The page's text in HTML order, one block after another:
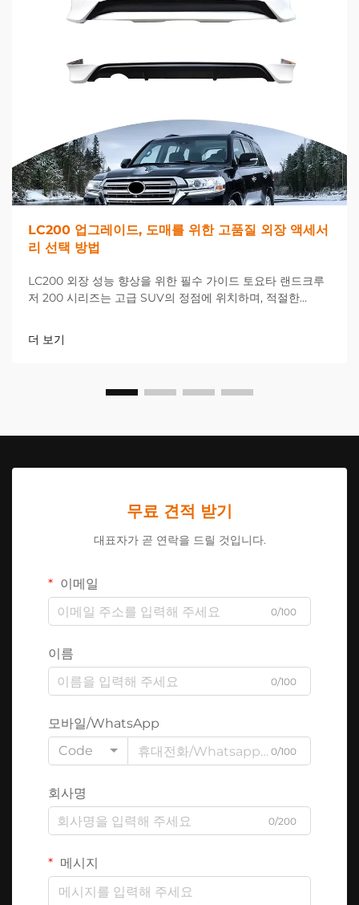
LC200 업그레이드, 도매를 위한 고품질 외장 액세서
리 선택 방법
LC200 외장 성능 향상을 위한 필수 가이드 토요타 랜드크루
저 200 시리즈는 고급 SUV의 정점에 위치하며, 적절한
으로 향상시킬 수 있습니다. 거래 시...
더 보기
무료 견적 받기
대표자가 곧 연락을 드릴 것입니다.
이메일
0/100
이름
0/100
모바일/WhatsApp
Code
0/100
회사명
0/200
메시지